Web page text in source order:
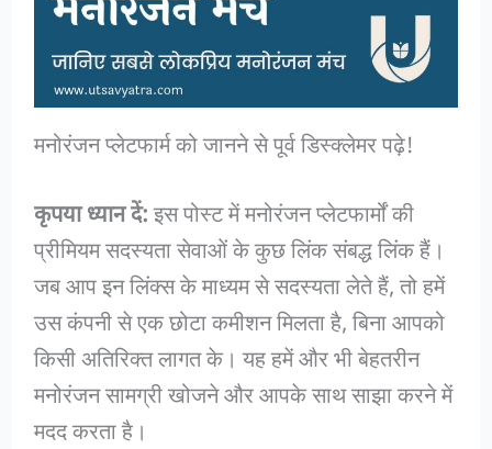
मनोरंजन प्लेटफार्म को जानने से पूर्व डिस्क्लेमर पढ़े!
कृपया ध्यान दें:इस पोस्ट में मनोरंजन प्लेटफार्मों की
प्रीमियम सदस्यता सेवाओं के कुछ लिंक संबद्ध लिंक हैं।
जब आप इन लिंक्स के माध्यम से सदस्यता लेते हैं, तो हमें
उस कंपनी से एक छोटा कमीशन मिलता है, बिना आपको
किसी अतिरिक्त लागत के। यह हमें और भी बेहतरीन
मनोरंजन सामग्री खोजने और आपके साथ साझा करने में
मदद करता है।